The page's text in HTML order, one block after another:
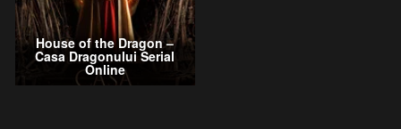
House of the Dragon –
Casa Dragonului Serial
Online